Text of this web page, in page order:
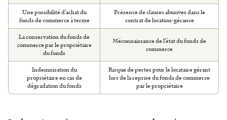
Une possibilité d’achat du
fonds de commerce à terme
Présence de clauses abusives dans le
contrat de location-gérance
La conservation du fonds de
commerce par le propriétaire
du fonds
Méconnaissance de l’état du fonds de
commerce
Indemnisation du
propriétaire en cas de
dégradation du fonds
Risque de pertes pour le locataire gérant
lors de la reprise du fonds de commerce
par le propriétaire